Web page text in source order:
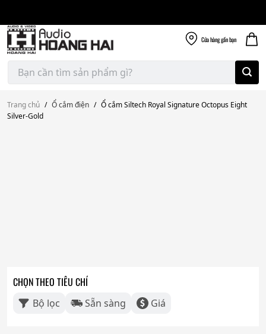
content
Cửa hànggần bạn
Tìm
kiếm:
Trang chủ / Ổ cắm điện / Ổ cắm Siltech Royal Signature Octopus Eight
Silver-Gold
CHỌN THEO TIÊU CHÍ
Bộ lọc Sẵn sàng Giá